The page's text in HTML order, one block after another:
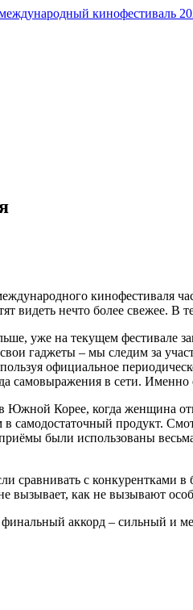
кинофестиваля
видеть нечто более свежее. В
уже на текущем
гаджеты – мы следим за
официальное
самовыражения в сети. Именно
Корее, когда женщина
самодостаточный продукт.
были использованы
сравнивать с конкурентками
вызывает, как не вызывают
аккорд – сильный и